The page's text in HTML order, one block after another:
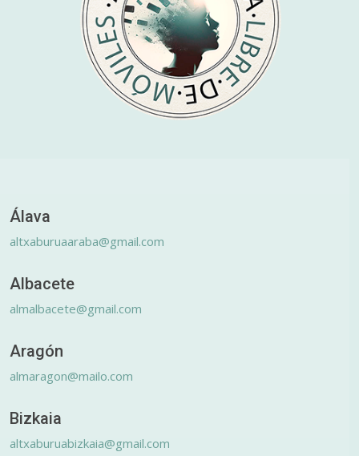
Álava
altxaburuaaraba@gmail.com
Albacete
almalbacete@gmail.com
Aragón
almaragon@mailo.com
Bizkaia
altxaburuabizkaia@gmail.com